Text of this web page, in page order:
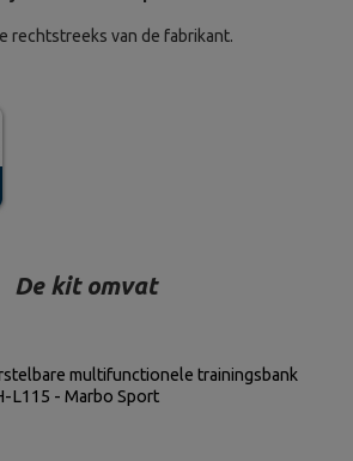
rechtstreeks van de fabrikant.
De kit omvat
multifunctionele trainingsbank
L115 - Marbo Sport